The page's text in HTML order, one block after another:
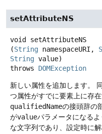
setAttributeNS
void
setAttributeNS
(String namespaceURI,
String value)
throws DOMException
新しい属性を追加します。
つ属性がすでに要素上に存
qualifiedNameの接頭辞の
がvalueパラメータになるよ
な文字列であり、設定時に解